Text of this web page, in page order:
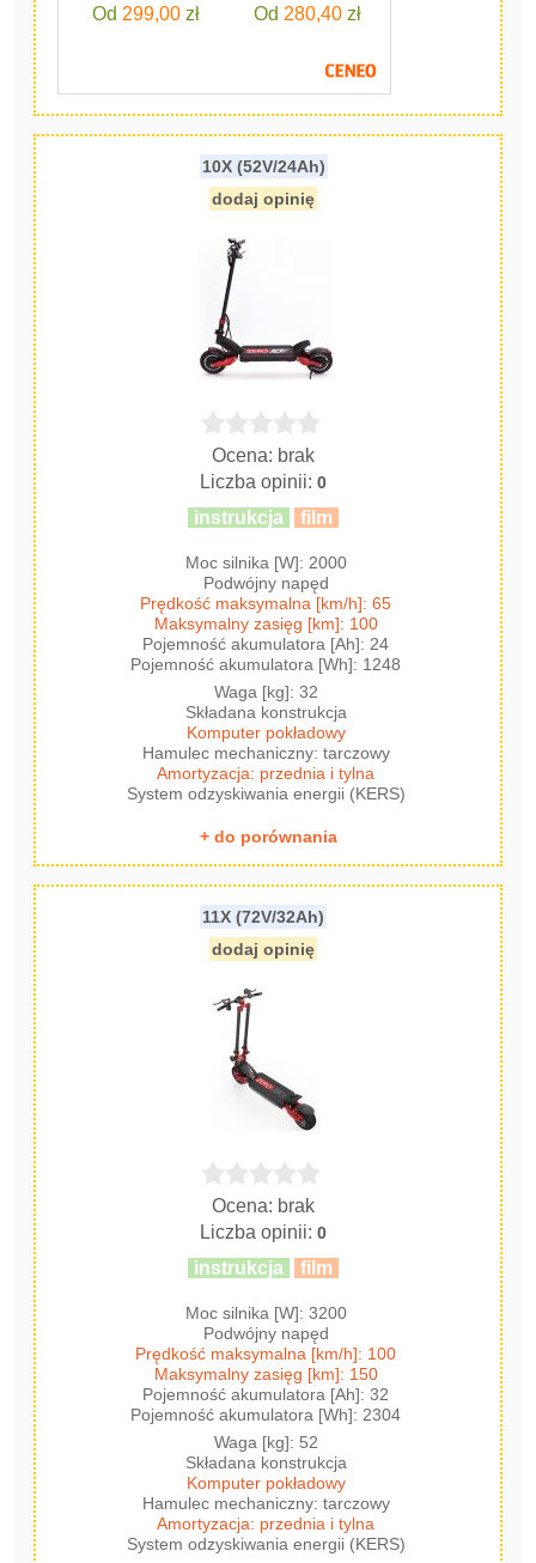
Od 299,00zł
Od 280,40zł
10X (52V/24Ah)
dodaj opinię
Ocena: brak
Liczba opinii:0
instrukcja film
Moc silnika [W]: 2000
Podwójny napęd
Prędkość maksymalna [km/h]: 65
Maksymalny zasięg [km]: 100
Pojemność akumulatora [Ah]: 24
Pojemność akumulatora [Wh]: 1248
Waga [kg]: 32
Składana konstrukcja
Komputer pokładowy
Hamulec mechaniczny: tarczowy
Amortyzacja: przednia i tylna
System odzyskiwania energii (KERS)
+ do porównania
11X (72V/32Ah)
dodaj opinię
Ocena: brak
Liczba opinii:0
instrukcja film
Moc silnika [W]: 3200
Podwójny napęd
Prędkość maksymalna [km/h]: 100
Maksymalny zasięg [km]: 150
Pojemność akumulatora [Ah]: 32
Pojemność akumulatora [Wh]: 2304
Waga [kg]: 52
Składana konstrukcja
Komputer pokładowy
Hamulec mechaniczny: tarczowy
Amortyzacja: przednia i tylna
System odzyskiwania energii (KERS)